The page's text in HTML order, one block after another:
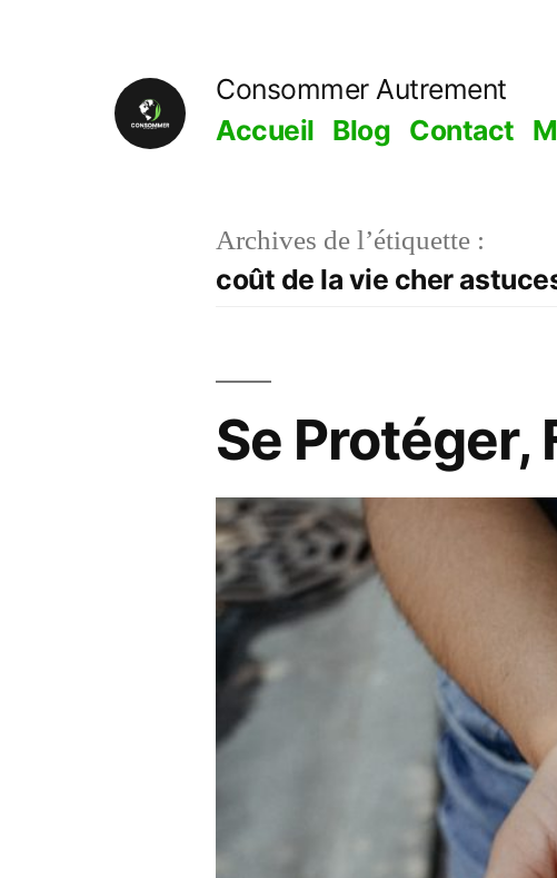
Consommer Autrement
Accueil Blog Contact
Archives de l’étiquette :
coût de la vie cher
Se Protéger,